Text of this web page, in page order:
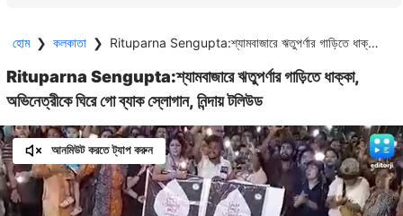
হোম ❯ কলকাতা ❯ Rituparna Sengupta:শ্যামবাজারে ঋতুপর্ণার গাড়িতে ধাক্কা, অভিনেত্রীকে ঘিরে গো ব্যাক স্লোগান, নিন্দায় টলিউড
Rituparna Sengupta:শ্যামবাজারে ঋতুপর্ণার গাড়িতে ধাক্কা,
অভিনেত্রীকে ঘিরে গো ব্যাক স্লোগান, নিন্দায় টলিউড
আনমিউট করতে ট্যাপ করুন